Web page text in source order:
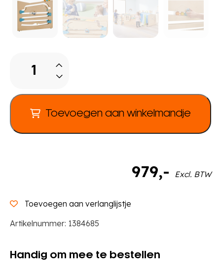
scheidingswand
aantal
Toevoegen aan winkelmandje
Toevoegen aan verlanglijstje
Artikelnummer: 1384685
979,- Excl. BTW
Handig om mee te bestellen